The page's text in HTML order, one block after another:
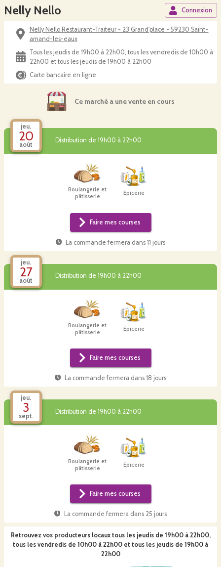
Nelly Nello Connexion
Nelly Nello Restaurant-Traiteur - 23 Grand'place - 59230 Saint-
amand-les-eaux
Tous les jeudis de 19h00 à 22h00, tous les vendredis de 10h00 à
22h00 et tous les jeudis de 19h00 à 22h00
Carte bancaire en ligne
Ce marché a une vente en cours
jeu.
20
août
Distribution de 19h00 à 22h00
Boulangerie et
pâtisserie
Épicerie
Faire mes courses
La commande fermera dans11 jours
jeu.
27
août
Distribution de 19h00 à 22h00
Boulangerie et
pâtisserie
Épicerie
Faire mes courses
La commande fermera dans18 jours
jeu.
3
sept.
Distribution de 19h00 à 22h00
Boulangerie et
pâtisserie
Épicerie
Faire mes courses
La commande fermera dans 25 jours
Retrouvez vos producteurs locaux tous les jeudis de 19h00 à 22h00,
tous les vendredis de 10h00 à 22h00 et tous les jeudis de 19h00 à
22h00